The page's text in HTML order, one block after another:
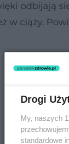
odbijają
w ciąży.
Drogi
My, naszych
standardowe